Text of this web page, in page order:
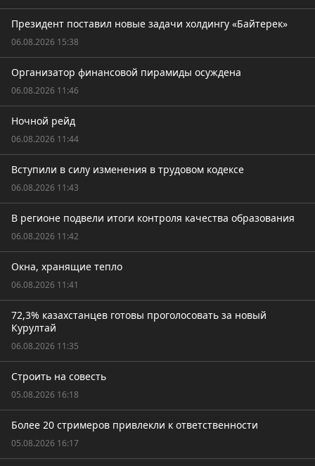
Президент поставил новые задачи холдингу «Байтерек»
06.08.2026 15:38
Организатор финансовой пирамиды осуждена
06.08.2026 11:46
Ночной рейд
06.08.2026 11:44
Вступили в силу изменения в трудовом кодексе
06.08.2026 11:43
В регионе подвели итоги контроля качества образования
06.08.2026 11:42
Окна, хранящие тепло
06.08.2026 11:41
72,3% казахстанцев готовы проголосовать за новый
Курултай
06.08.2026 11:35
Строить на совесть
05.08.2026 16:18
Более 20 стримеров привлекли к ответственности
05.08.2026 16:17